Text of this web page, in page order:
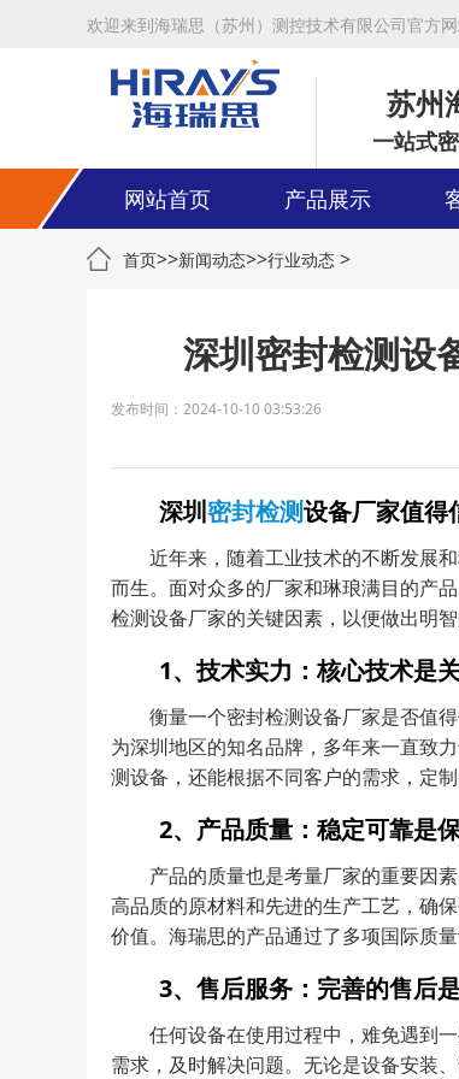
欢迎来到海瑞思（苏州）测控技术有限公司官方网
苏州
一站式
网站首页 产品展示
首页>>新闻动态>>行业动态 >
深圳密封检测设
发布时间：2024-10-10 03:53:26
深圳密封检测设备厂家值得
近年来，随着工业技术的不断发展和
而生。面对众多的厂家和琳琅满目的产
检测设备厂家的关键因素，以便做出明智
1、技术实力：核心技术是
衡量一个密封检测设备厂家是否值
为深圳地区的知名品牌，多年来一直致
测设备，还能根据不同客户的需求，定
2、产品质量：稳定可靠是
产品的质量也是考量厂家的重要因
高品质的原材料和先进的生产工艺，确
价值。海瑞思的产品通过了多项国际质
3、售后服务：完善的售后
任何设备在使用过程中，难免遇到
需求，及时解决问题。无论是设备安装